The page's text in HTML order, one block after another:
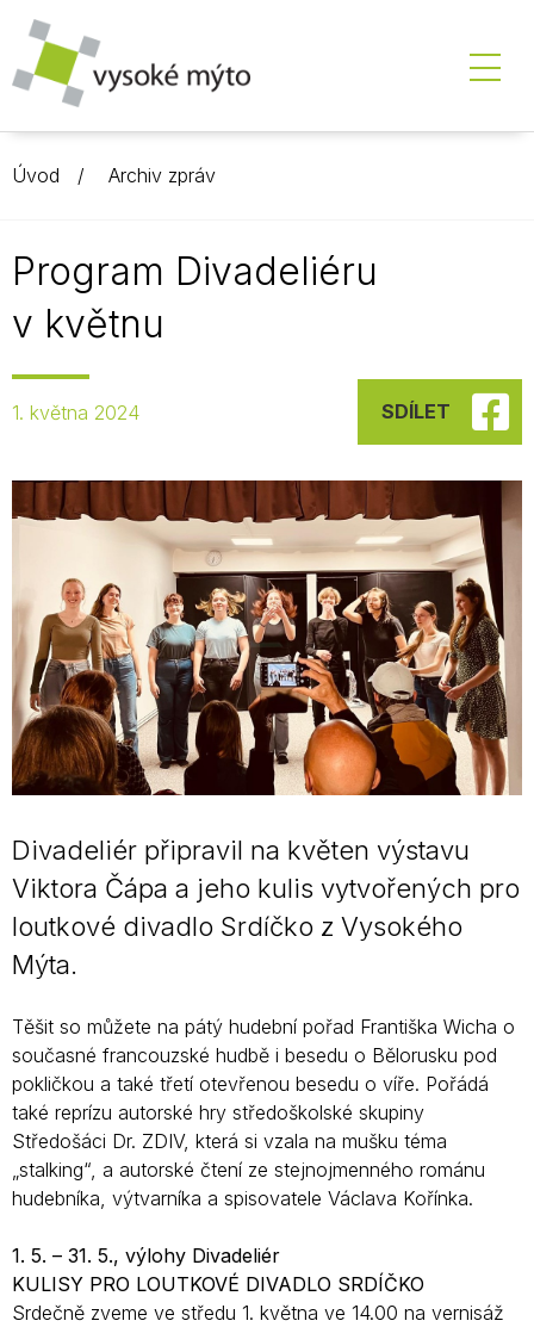
Úvod Archiv zpráv
Program Divadeliéru
v květnu
1. května 2024 SDÍLET
Divadeliér připravil na květen výstavu
Viktora Čápa a jeho kulis vytvořených pro
loutkové divadlo Srdíčko z Vysokého
Mýta.
Těšit so můžete na pátý hudební pořad Františka Wicha o
současné francouzské hudbě i besedu o Bělorusku pod
pokličkou a také třetí otevřenou besedu o víře. Pořádá
také reprízu autorské hry středoškolské skupiny
Středošáci Dr. ZDIV, která si vzala na mušku téma
„stalking“, a autorské čtení ze stejnojmenného románu
hudebníka, výtvarníka a spisovatele Václava Kořínka.
1. 5. – 31. 5., výlohy Divadeliér
KULISY PRO LOUTKOVÉ DIVADLO SRDÍČKO
Srdečně zveme ve středu 1. května ve 14.00 na vernisáž